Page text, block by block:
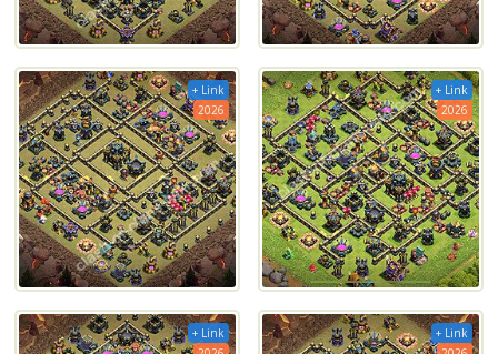
+ Link
2026
+ Link
2026
+ Link
+ Link